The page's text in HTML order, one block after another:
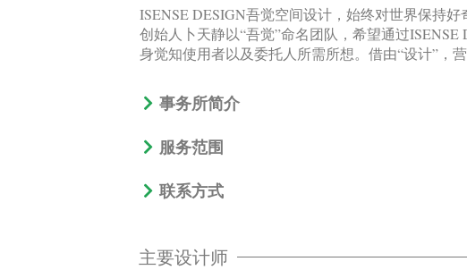
ISENSE DESIGN吾觉空间设计，始终对世界保持
创始人卜天静以“吾觉”命名团队，希望通过
身觉知使用者以及委托人所需所想。借由“设计”，
事务所简介
服务范围
联系方式
主要设计师